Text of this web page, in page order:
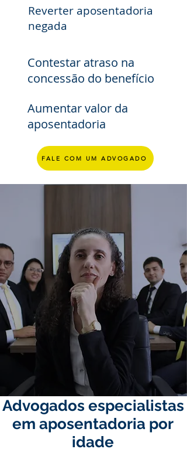
Reverter aposentadoria
negada
Contestar atraso na
concessão do benefício
Aumentar valor da
aposentadoria
FALE COM UM ADVOGADO
Advogados especialistas
em aposentadoria por
idade